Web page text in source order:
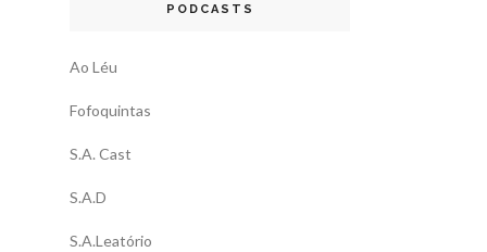
PODCASTS
Ao Léu
Fofoquintas
S.A. Cast
S.A.D
S.A.Leatório